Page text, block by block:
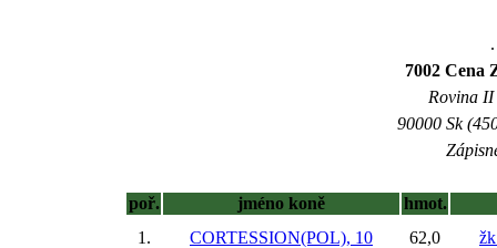
7002 Cena
Rovina II
90000 Sk
poř. jméno koně
hmot.
1.
CORTESSION(POL), 10 62,0